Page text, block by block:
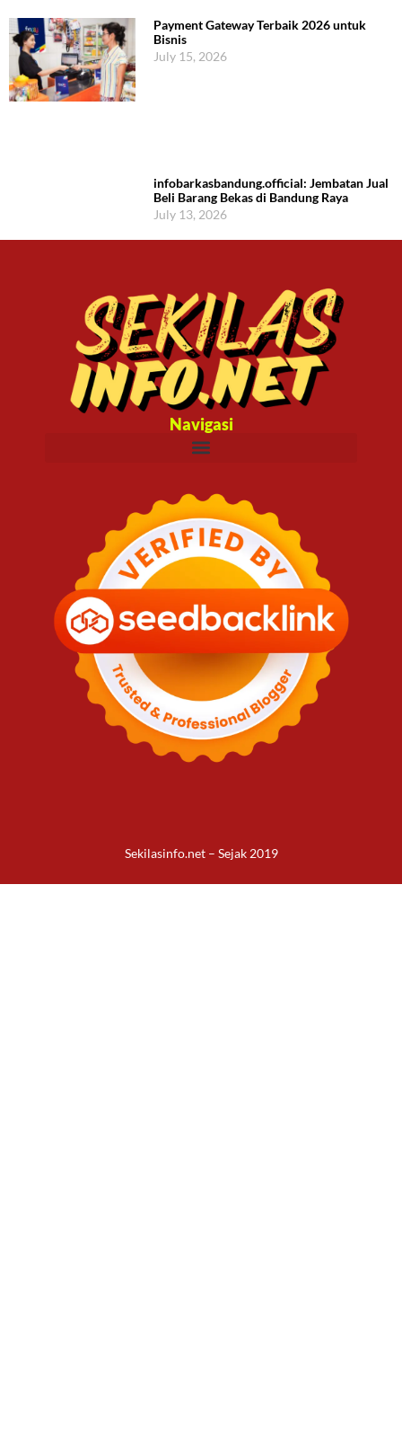
Payment Gateway Terbaik 2026 untuk
Bisnis
July 15, 2026
infobarkasbandung.official: Jembatan Jual
Beli Barang Bekas di Bandung Raya
July 13, 2026
Navigasi
Sekilasinfo.net – Sejak 2019